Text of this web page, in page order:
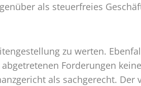
als steuerfreies
zu werten.
Forderungen
als sachgerecht. Der